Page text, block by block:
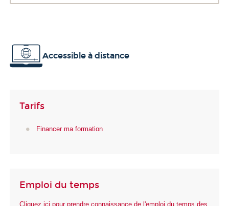
Accessible à distance
Tarifs
Financer ma formation
Emploi du temps
Cliquez ici pour prendre connaissance de l'emploi du temps des